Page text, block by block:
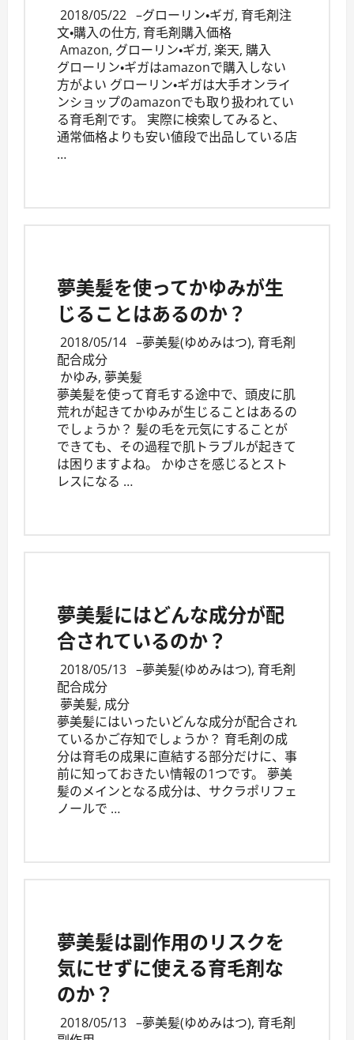
2018/05/22 –グローリン・ギガ, 育毛剤注
文・購入の仕方, 育毛剤購入価格
Amazon, グローリン・ギガ, 楽天, 購入
グローリン・ギガはamazonで購入しない
方がよい グローリン・ギガは大手オンライ
ンショップのamazonでも取り扱われてい
る育毛剤です。 実際に検索してみると、
通常価格よりも安い値段で出品している店
…
夢美髪を使ってかゆみが生
じることはあるのか？
2018/05/14 –夢美髪(ゆめみはつ), 育毛剤
配合成分
かゆみ, 夢美髪
夢美髪を使って育毛する途中で、頭皮に肌
荒れが起きてかゆみが生じることはあるの
でしょうか？ 髪の毛を元気にすることが
できても、その過程で肌トラブルが起きて
は困りますよね。 かゆさを感じるとスト
レスになる …
夢美髪にはどんな成分が配
合されているのか？
2018/05/13 –夢美髪(ゆめみはつ), 育毛剤
配合成分
夢美髪, 成分
夢美髪にはいったいどんな成分が配合され
ているかご存知でしょうか？ 育毛剤の成
分は育毛の成果に直結する部分だけに、事
前に知っておきたい情報の1つです。 夢美
髪のメインとなる成分は、サクラポリフェ
ノールで …
夢美髪は副作用のリスクを
気にせずに使える育毛剤な
のか？
2018/05/13 –夢美髪(ゆめみはつ), 育毛剤